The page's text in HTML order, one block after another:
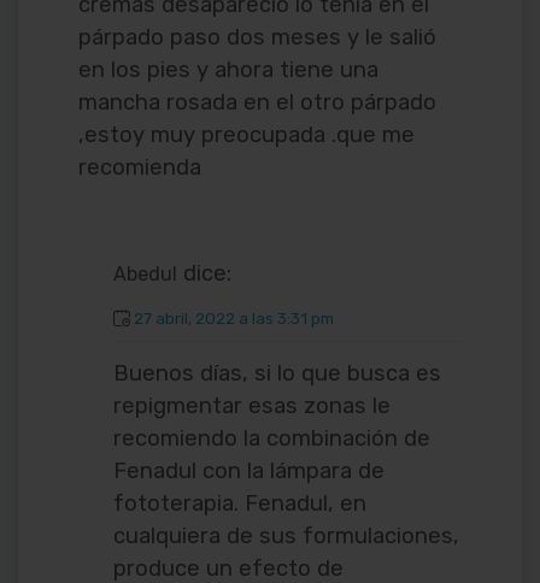
párpado paso dos meses y le salió
en los pies y ahora tiene una
mancha rosada en el otro párpado
,estoy muy preocupada .que me
recomienda
Abedul dice:
27 abril, 2022 a las 3:31 pm
Buenos días, si lo que busca es
repigmentar esas zonas le
recomiendo la combinación de
Fenadul con la lámpara de
fototerapia. Fenadul, en
cualquiera de sus formulaciones,
produce un efecto de